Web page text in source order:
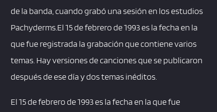
de la banda, cuando grabó una sesión en los estudios
Pachyderms.El 15 de febrero de 1993 es la fecha en la
que fue registrada la grabación que contiene varios
temas. Hay versiones de canciones que se publicaron
después de ese día y dos temas inéditos.
El 15 de febrero de 1993 es la fecha en la que fue